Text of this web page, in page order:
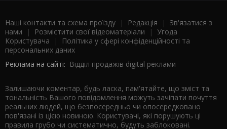
Наші контакти та схема проїзду | Редакція | Зв'язатися з
нами | Розмістити свої відеоматеріали | Угода
Користувача |
Політика у сфері конфіденційності та
персональних даних
Реклама на сайті: Відділ продажів digital реклами
Залишаючи коментар, будь ласка, пам'ятайте, що зміст та
тональність Вашого повідомлення можуть зачіпати почуття
реальних людей, що безпосередньо чи опосередковано
пов'язані із цією новиною. Користувачі, які порушують ці
правила грубо чи систематично, будуть заблоковані.